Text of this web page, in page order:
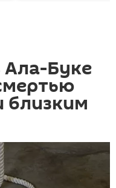
Ала-Буке
близким